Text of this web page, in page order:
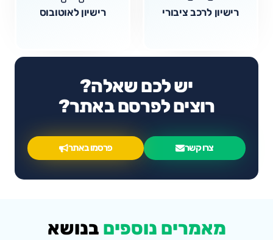
רישיון לרכב ציבורי רישיון לאוטובוס
יש לכם שאלה?
רוצים לפרסם באתר?
צרו קשר פרסמו באתר
מאמרים נוספים בנושא